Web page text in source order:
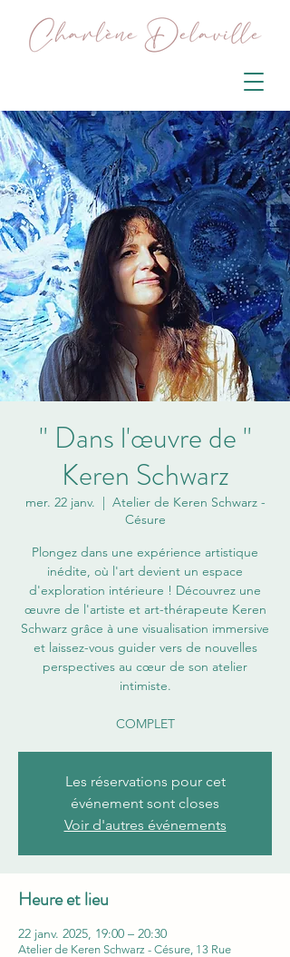
" Dans l'œuvre de "
Keren Schwarz
mer. 22 janv.
  |
Atelier de Keren Schwarz -
Césure
Plongez dans une expérience artistique
inédite, où l'art devient un espace
d'exploration intérieure ! Découvrez une
œuvre de l'artiste et art-thérapeute Keren
Schwarz grâce à une visualisation immersive
et laissez-vous guider vers de nouvelles
perspectives au cœur de son atelier
intimiste.
COMPLET
Les réservations pour cet
événement sont closes
Voir d'autres événements
Heure et lieu
22 janv. 2025, 19:00 – 20:30
Atelier de Keren Schwarz - Césure, 13 Rue